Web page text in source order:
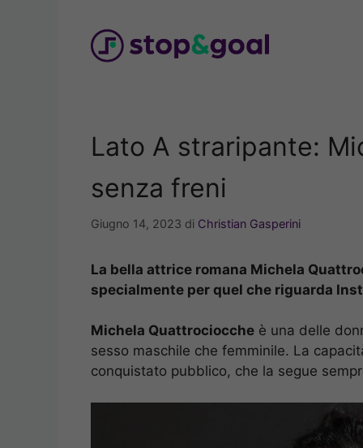
Lato A straripante:
senza freni
Giugno 14, 2023 di Christian Gasperini
La bella attrice romana Michela
specialmente per quel che riguarda
Michela Quattrociocche è una delle
sesso maschile che femminile. La
conquistato pubblico, che la segue